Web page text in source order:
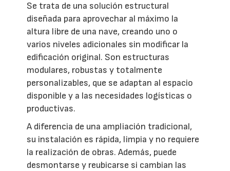
Se trata de una solución estructural
diseñada para aprovechar al máximo la
altura libre de una nave, creando uno o
varios niveles adicionales sin modificar la
edificación original. Son estructuras
modulares, robustas y totalmente
personalizables, que se adaptan al espacio
disponible y a las necesidades logísticas o
productivas.
A diferencia de una ampliación tradicional,
su instalación es rápida, limpia y no requiere
la realización de obras. Además, puede
desmontarse y reubicarse si cambian las